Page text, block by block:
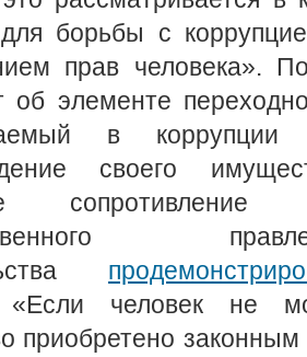
для борьбы с
прав человека».
об элементе
в коррупции
своего
«Если человек не
приобретено законным